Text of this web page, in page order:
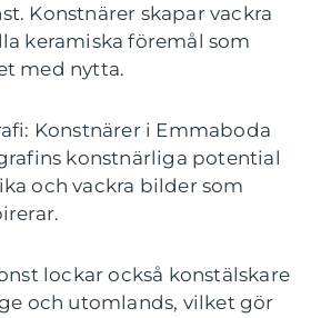
Konstnärer skapar vackra
keramiska föremål som
med nytta.
Konstnärer i Emmaboda
konstnärliga potential
och vackra bilder som
lockar också konstälskare
och utomlands, vilket gör